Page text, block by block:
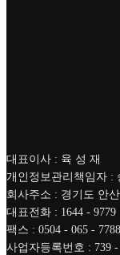
대표이사 : 육 성 재
개인정보관리책임자 :
회사주소 : 경기도 안
대표전화 : 1644 - 9779
팩스 : 0504 - 065 - 7788
사업자등록번호 : 739 -